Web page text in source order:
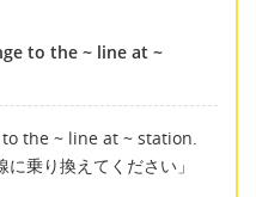
to the ~ line at ~
the ~ line at ~ station.
に乗り換えてください」